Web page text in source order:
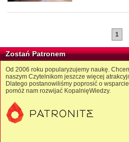
1
Zostań Patronem
Od 2006 roku popularyzujemy naukę.
naszym Czytelnikom jeszcze więcej
Dlatego postanowiliśmy poprosić o
pomóż nam rozwijać KopalnięWiedzy.